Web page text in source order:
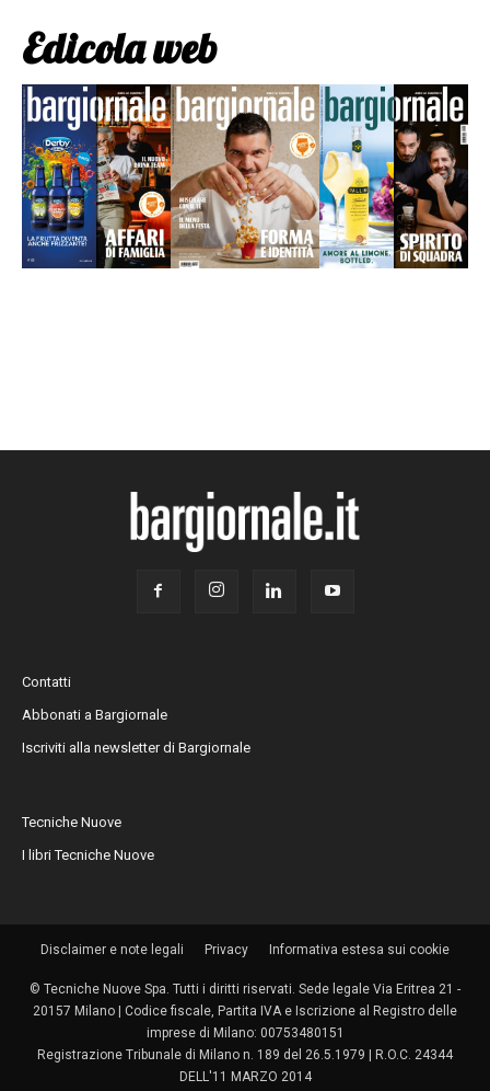
Edicola web
Contatti
Abbonati a Bargiornale
Iscriviti alla newsletter di Bargiornale
Tecniche Nuove
I libri Tecniche Nuove
Disclaimer e note legali Privacy Informativa estesa sui cookie
© Tecniche Nuove Spa. Tutti i diritti riservati. Sede legale Via Eritrea 21 -
20157 Milano | Codice fiscale, Partita IVA e Iscrizione al Registro delle
imprese di Milano: 00753480151
Registrazione Tribunale di Milano n. 189 del 26.5.1979 | R.O.C. 24344
DELL'11 MARZO 2014